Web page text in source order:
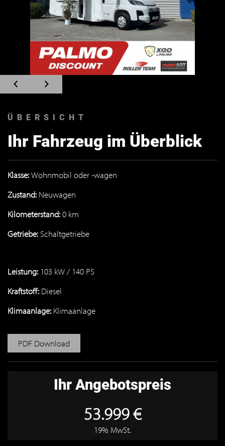
Zum
vorherigen
navigieren
Zum
nächsten
navigieren
ÜBERSICHT
Ihr Fahrzeug im Überblick
Klasse:Wohnmobil oder -wagen
Zustand: Neuwagen
Kilometerstand:0 km
Getriebe:Schaltgetriebe
Leistung: 103 kW / 140 PS
Kraftstoff: Diesel
Klimaanlage: Klimaanlage
PDF Download
Ihr Angebotspreis
53.999 €
19% MwSt.